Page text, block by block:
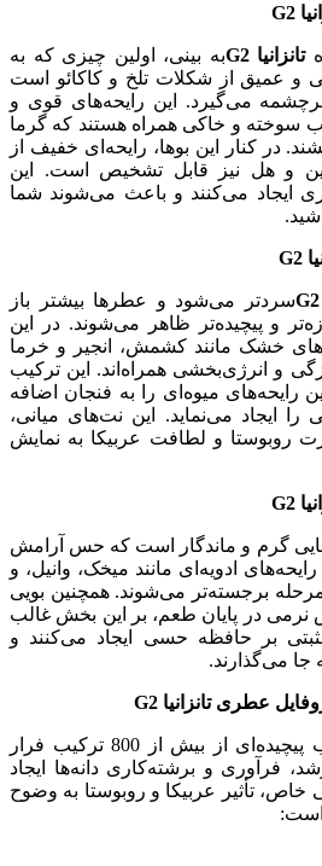
G2
تانزانیاG2به بینی، اولین چیزی که به
و عمیق از شکلات تلخ و کاکائو است
سرچشمه می‌گیرد. این رایحه‌های قوی و
سوخته و خاکی همراه هستند که گرما
در کنار این بوها، رایحه‌ای خفیف از
و هل نیز قابل تشخیص است. این
ایجاد می‌کنند و باعث می‌شوند شما
G2
G2سردتر می‌شود و عطرها بیشتر باز
و پیچیده‌تر ظاهر می‌شوند. در این
خشک مانند کشمش، انجیر و خرما
و انرژی‌بخشی همراه‌اند. این ترکیب
رایحه‌های میوه‌ای را به فنجان اضافه
را ایجاد می‌نماید. این نت‌های میانی،
روبوستا و لطافت عربیکا به نمایش
G2
گرم و ماندگار است که حس آرامش
ادویه‌ای مانند میخک، وانیل، و
برجسته‌تر می‌شوند. همچنین بویی
در پایان طعم، بر این بخش غالب
بر حافظه حسی ایجاد می‌کنند و
جا می‌گذارند.
عطری تانزانیا G2
رایحه قهوه ناشی از ترکیب پیچیده‌ای از بیش از 800 ترکیب فرار
فرآوری و برشته‌کاری دانه‌ها ایجاد
خاص، تأثیر عربیکا و روبوستا به وضوح